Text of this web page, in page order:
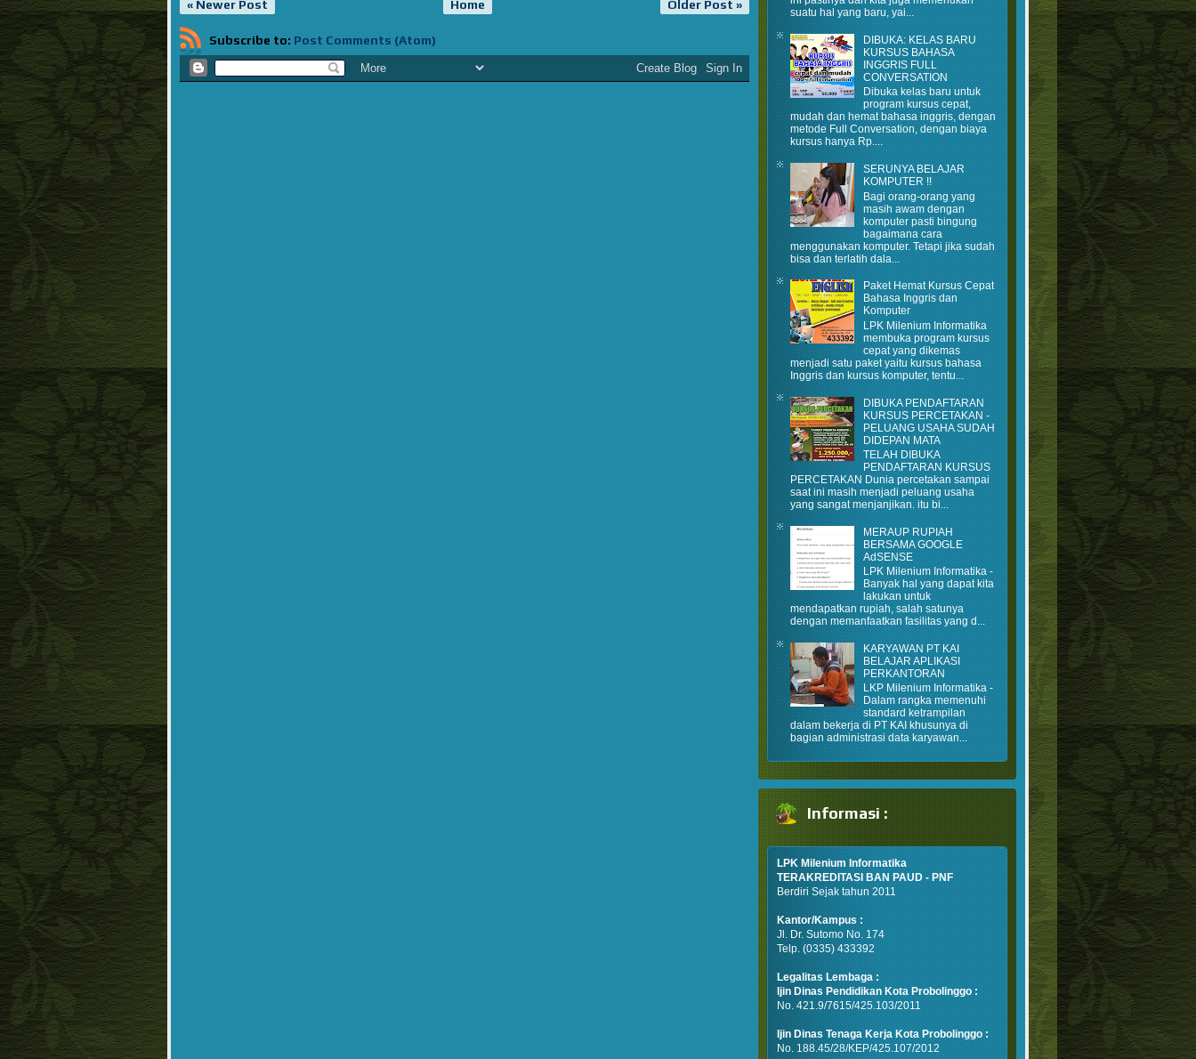
« Newer Post Older Post »
Home
Subscribe to: Post Comments (Atom)
suatu hal yang baru, yai...
DIBUKA: KELAS BARU
KURSUS BAHASA
INGGRIS FULL
CONVERSATION
Dibuka kelas baru untuk
program kursus cepat,
mudah dan hemat bahasa inggris, dengan
metode Full Conversation, dengan biaya
kursus hanya Rp....
SERUNYA BELAJAR
KOMPUTER !!
Bagi orang-orang yang
masih awam dengan
komputer pasti bingung
bagaimana cara
menggunakan komputer. Tetapi jika sudah
bisa dan terlatih dala...
Paket Hemat Kursus Cepat
Bahasa Inggris dan
Komputer
LPK Milenium Informatika
membuka program kursus
cepat yang dikemas
menjadi satu paket yaitu kursus bahasa
Inggris dan kursus komputer, tentu...
DIBUKA PENDAFTARAN
KURSUS PERCETAKAN -
PELUANG USAHA SUDAH
DIDEPAN MATA
TELAH DIBUKA
PENDAFTARAN KURSUS
PERCETAKAN Dunia percetakan sampai
saat ini masih menjadi peluang usaha
yang sangat menjanjikan. itu bi...
MERAUP RUPIAH
BERSAMA GOOGLE
AdSENSE
LPK Milenium Informatika -
Banyak hal yang dapat kita
lakukan untuk
mendapatkan rupiah, salah satunya
dengan memanfaatkan fasilitas yang d...
KARYAWAN PT KAI
BELAJAR APLIKASI
PERKANTORAN
LKP Milenium Informatika -
Dalam rangka memenuhi
standard ketrampilan
dalam bekerja di PT KAI khusunya di
bagian administrasi data karyawan...
Informasi :
LPK Milenium Informatika
TERAKREDITASI BAN PAUD - PNF
Berdiri Sejak tahun 2011
Kantor/Kampus :
Jl. Dr. Sutomo No. 174
Telp. (0335) 433392
Legalitas Lembaga :
Ijin Dinas Pendidikan Kota Probolinggo :
No. 421.9/7615/425.103/2011
Ijin Dinas Tenaga Kerja Kota Probolinggo :
No. 188.45/28/KEP/425.107/2012